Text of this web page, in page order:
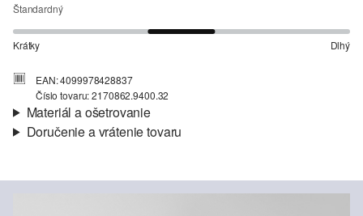
Štandardný
Krátky Dlhý
EAN: 4099978428837
Číslo tovaru: 2170862.9400.32
Materiál a ošetrovanie
Materiál: viskózová zmes
Doručenie a vrátenie tovaru
Vaša objednávka bude odoslaná do 4-8 pracovných dní